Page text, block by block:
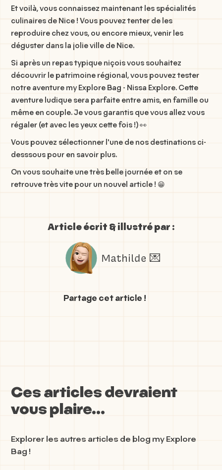
Et voilà, vous connaissez maintenant les spécialités
culinaires de Nice ! Vous pouvez tenter de les
reproduire chez vous, ou encore mieux, venir les
déguster dans la jolie ville de Nice.
Si après un repas typique niçois vous souhaitez
découvrir le patrimoine régional, vous pouvez tester
notre aventure my Explore Bag - Nissa Explore. Cette
aventure ludique sera parfaite entre amis, en famille ou
même en couple. Je vous garantis que vous allez vous
régaler (et avec les yeux cette fois !) 👀
Vous pouvez sélectionner l'une de nos destinations ci-
desssous pour en savoir plus.
On vous souhaite une très belle journée et on se
retrouve très vite pour un nouvel article ! 😁
Article écrit & illustré par :
Mathilde 💌
Partage cet article !
Ces articles devraient
vous plaire...
Explorer les autres articles de blog my Explore
Bag !